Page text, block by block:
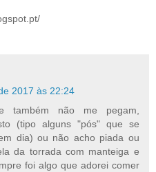
2017 às 22:24
também não me pegam,
(tipo alguns "pós" que se
dia) ou não acho piada ou
da torrada com manteiga e
foi algo que adorei comer